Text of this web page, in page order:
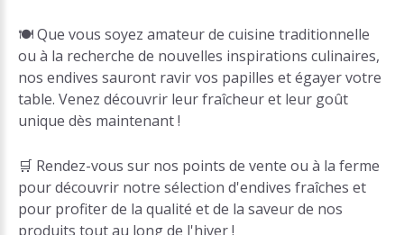
🍽️ Que vous soyez amateur de cuisine traditionnelle
ou à la recherche de nouvelles inspirations culinaires,
nos endives sauront ravir vos papilles et égayer votre
table. Venez découvrir leur fraîcheur et leur goût
unique dès maintenant !
🛒 Rendez-vous sur nos points de vente ou à la ferme
pour découvrir notre sélection d'endives fraîches et
pour profiter de la qualité et de la saveur de nos
produits tout au long de l'hiver !